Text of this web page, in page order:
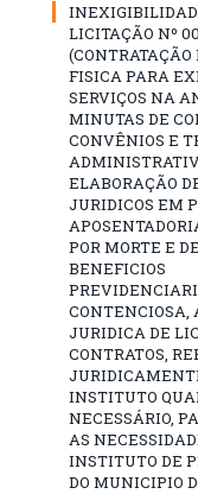
LICITAÇÃO Nº
(CONTRATAÇÃO
FISICA PARA
SERVIÇOS NA
MINUTAS DE
CONVÊNIOS E
ELABORAÇÃO
JURIDICOS EM
POR MORTE E
BENEFICIOS
CONTENCIOSA,
JURIDICA DE
CONTRATOS,
INSTITUTO
NECESSÁRIO,
AS
INSTITUTO DE
DO MUNICIPIO